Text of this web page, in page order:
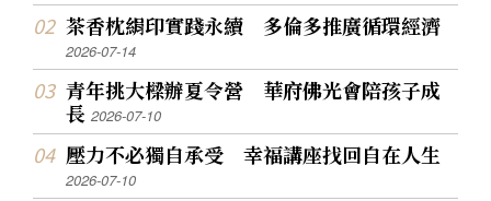
茶香枕絹印實踐永續 多倫多推廣循環經濟
2026-07-14
青年挑大樑辦夏令營 華府佛光會陪孩子成
長2026-07-10
壓力不必獨自承受 幸福講座找回自在人生
2026-07-10